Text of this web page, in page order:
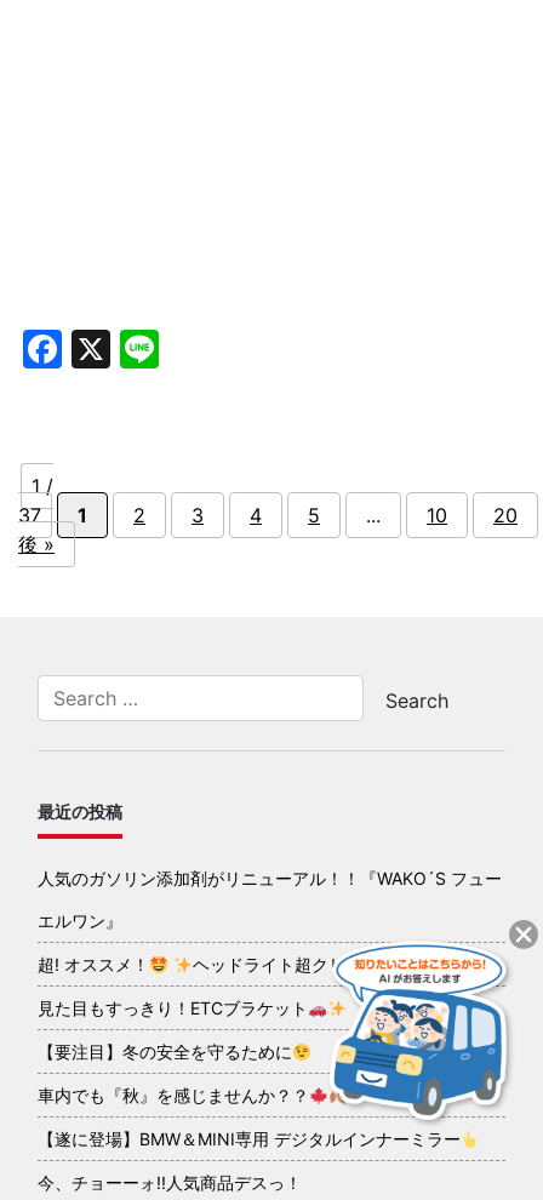
Facebook
X
1 /
37
1 2 3 4 5 ... 10
20
後 »
最近の投稿
人気のガソリン添加剤がリニューアル！！『WAKO´S フュー
エルワン』
超! オススメ！ ヘッドライト超クリアコーティング
見た目もすっきり！ETCブラケット
【要注目】冬の安全を守るために
車内でも『秋』を感じませんか？？
【遂に登場】BMW＆MINI専用 デジタルインナーミラー
今、チョーーォ!!人気商品デスっ！